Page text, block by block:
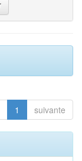
1 suivante